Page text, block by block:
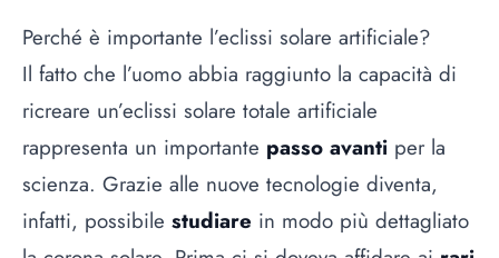
Perché è importante l’eclissi solare artificiale?
Il fatto che l’uomo abbia raggiunto la capacità di
ricreare un’eclissi solare totale artificiale
rappresenta un importante passo avanti per la
scienza. Grazie alle nuove tecnologie diventa,
infatti, possibile studiare in modo più dettagliato